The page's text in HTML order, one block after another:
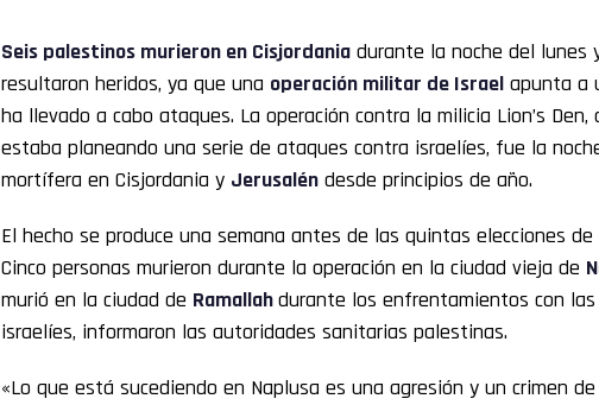
Seis palestinos murieron en Cisjordania durante la noche del lunes
resultaron heridos, ya que una operación militar de Israel apunta a
ha llevado a cabo ataques. La operación contra la milicia Lion’s
estaba planeando una serie de ataques contra israelíes, fue la
mortífera en Cisjordania y Jerusalén desde principios de año.
El hecho se produce una semana antes de las quintas elecciones de
Cinco personas murieron durante la operación en la ciudad vieja de
murió en la ciudad de Ramallahdurante los enfrentamientos con
israelíes, informaron las autoridades sanitarias palestinas.
«Lo que está sucediendo en Naplusa es una agresión y un crimen